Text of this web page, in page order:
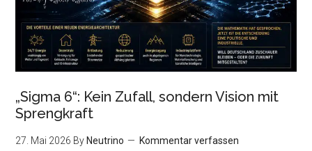
„Sigma 6“: Kein Zufall, sondern Vision mit
Sprengkraft
27. Mai 2026 By Neutrino Kommentar verfassen